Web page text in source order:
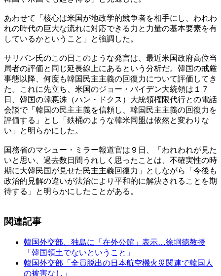
あわせて「核心は米国が地政学的競争者を相手にし、われわ
れの時代の巨大な流れに対応できる力と力量の基本要素を有
しているかということ」と強調した。
サリバン氏のこの日このような発言は、最近米国政府高位当
局者の評価と同じ延長線上にあるという分析だ。韓国の戒厳
事態以降、何度も韓国民主主義の回復力について評価してき
た。これに先立ち、米国のジョー・バイデン大統領は１７
日、韓国の韓悳洙（ハン・ドクス）大統領権限代行との電話
会談で「韓国の民主主義を信頼し、韓国民主主義の回復力を
評価する」とし「鉄桶のような韓米同盟は依然と変わりな
い」と明らかにした。
国務省のマシュー・ミラー報道官は９日、「われわれが見た
いと思い、過去数日間うれしく思ったことは、不確実性の時
期に大韓民国が見せた民主主義回復力」としながら「今後も
政治的見解の違いが法治により平和的に解決されることを期
待する」と明らかにしたことがある。
関連記事
韓国外交部、独島に「在外公館」表示…徐坰徳教授
「韓国領土でないということ」
韓国外交部「全員脱出の日本航空機火災関連で韓国人
の被害なし」